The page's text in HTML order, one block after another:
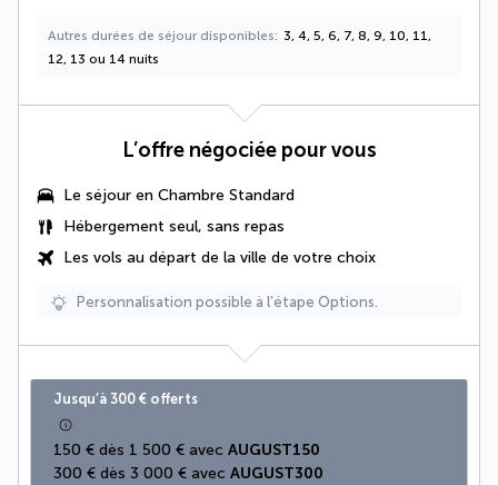
Autres durées de séjour disponibles
3, 4, 5, 6, 7, 8, 9, 10, 11,
12, 13 ou 14 nuits
L’offre négociée pour vous
Le séjour en Chambre Standard
Hébergement seul, sans repas
Les vols au départ de la ville de votre choix
Personnalisation possible à l’étape Options.
Jusqu’à 300 € offerts
150 € dès 1 500 € avec AUGUST150
300 € dès 3 000 € avec AUGUST300